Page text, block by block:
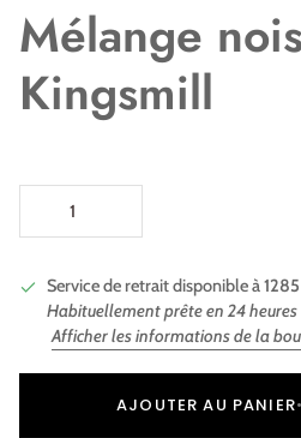
Mélange
Kingsmill
Service de retrait disponible à
Habituellement prête en 24 heures
Afficher les informations de la
AJOUTER AU PANIER•